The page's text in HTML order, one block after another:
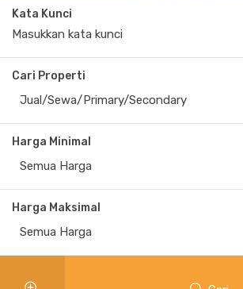
Kata Kunci
Cari Properti
Jual/Sewa/Primary/Secondary
Harga Minimal
Semua Harga
Harga Maksimal
Semua Harga